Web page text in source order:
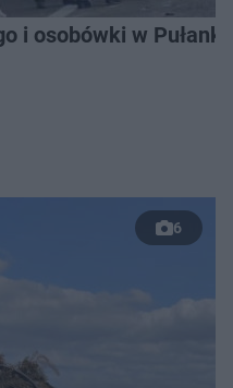
i osobówki w
6